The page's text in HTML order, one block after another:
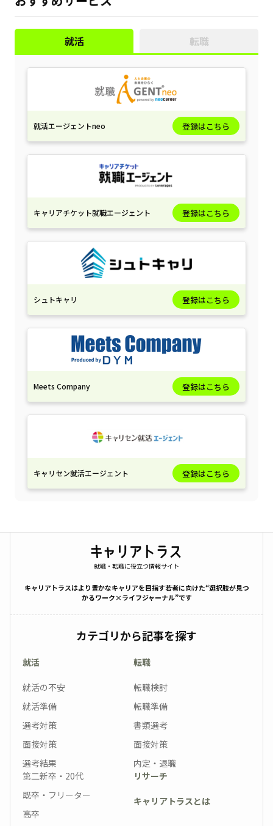
就活 転職
就活エージェントneo 登録はこちら
キャリアチケット就職エージェント 登録はこちら
シュトキャリ 登録はこちら
Meets Company 登録はこちら
キャリセン就活エージェント 登録はこちら
就職・転職に役立つ情報サイト
キャリアトラスはより豊かなキャリアを目指す若者に向けた“選択肢が見つ
かるワーク×ライフジャーナル”です
カテゴリから記事を探す
就活
就活の不安
就活準備
選考対策
面接対策
選考結果
転職
転職検討
転職準備
書類選考
面接対策
内定・退職
第二新卒・20代
既卒・フリーター
高卒
リサーチ
キャリアトラスとは